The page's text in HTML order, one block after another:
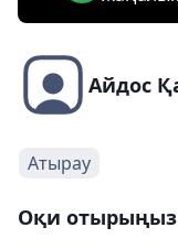
Айдос
Атырау
Оқи отырыңыз